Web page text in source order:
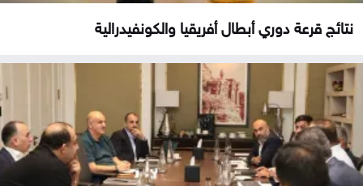
نتائج قرعة دوري أبطال أفريقيا والكونفيدرالية